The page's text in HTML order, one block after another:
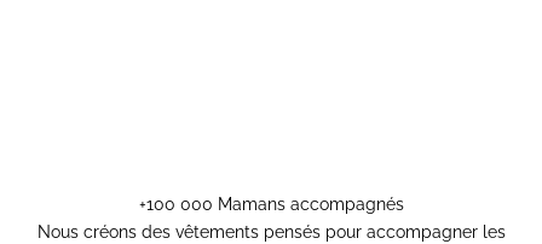
+100 000 Mamans accompagnés
Nous créons des vêtements pensés pour accompagner les